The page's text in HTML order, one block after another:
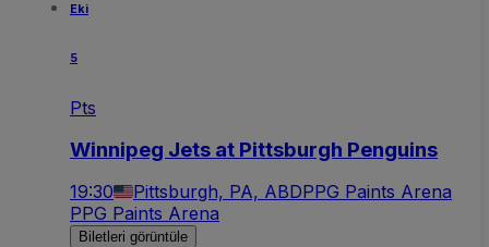
Eki
5
Pts
Winnipeg Jets at Pittsburgh Penguins
19:30 Pittsburgh, PA, ABDPPG Paints Arena
PPG Paints Arena
Biletleri görüntüle